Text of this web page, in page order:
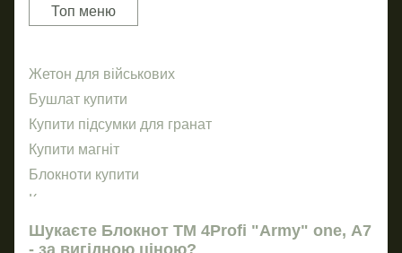
Топ меню
Жетон для військових
Бушлат купити
Купити підсумки для гранат
Купити магніт
Блокноти купити
Кружка металева
Вийськова форма купити
Штани утеплені військові
Шукаєте Блокнот TM 4Profi "Army" one, А7
- за вигідною ціною?